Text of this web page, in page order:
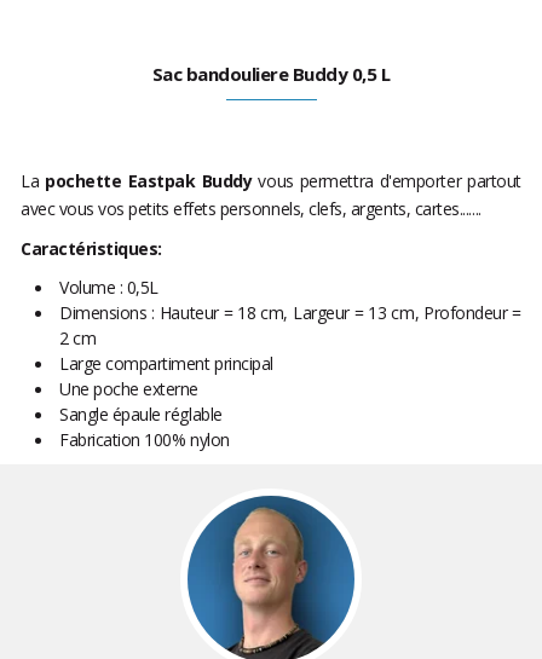
Sac bandouliere Buddy 0,5 L
La pochette Eastpak Buddyvous permettra d'emporter partout
avec vous vos petits effets personnels, clefs, argents, cartes.......
Caractéristiques:
Volume : 0,5L
Dimensions : Hauteur = 18 cm, Largeur = 13 cm, Profondeur =
2 cm
Large compartiment principal
Une poche externe
Sangle épaule réglable
Fabrication 100% nylon